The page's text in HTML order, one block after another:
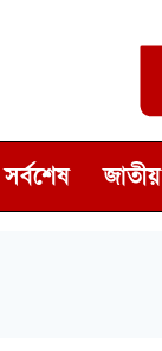
সর্বশেষ জাতীয়